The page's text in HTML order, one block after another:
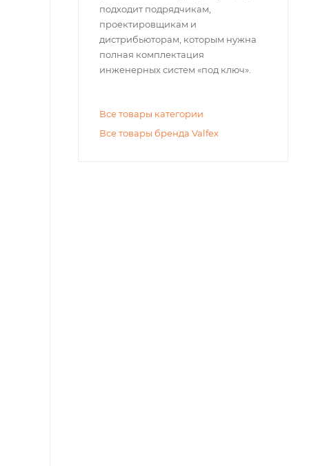
подходит подрядчикам,
проектировщикам и
дистрибьюторам, которым нужна
полная комплектация
инженерных систем «под ключ».
Все товары категории
Все товары бренда Valfex